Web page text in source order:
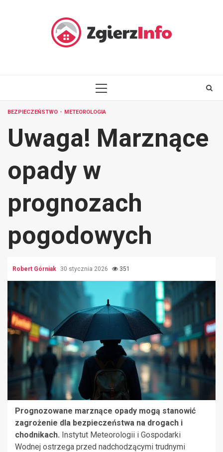
PRIMARY
BEZPIECZEŃSTWO METEOROLOGIA
Uwaga! Marznące
opady w
prognozach
pogodowych
Robert Górniak 30 stycznia 2026 351
Prognozowane marznące opady mogą stanowić
zagrożenie dla bezpieczeństwa na drogach i
chodnikach. Instytut Meteorologii i Gospodarki
Wodnej ostrzega przed nadchodzącymi trudnymi